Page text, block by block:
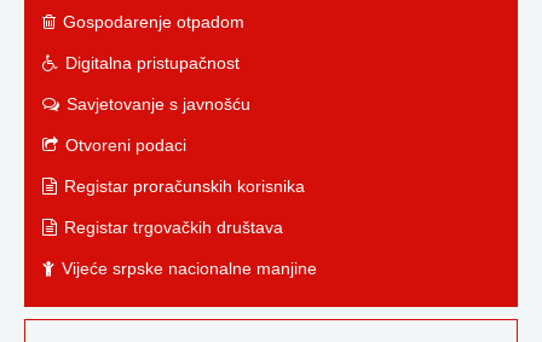
Gospodarenje otpadom
Digitalna pristupačnost
Savjetovanje s javnošću
Otvoreni podaci
Registar proračunskih korisnika
Registar trgovačkih društava
Vijeće srpske nacionalne manjine